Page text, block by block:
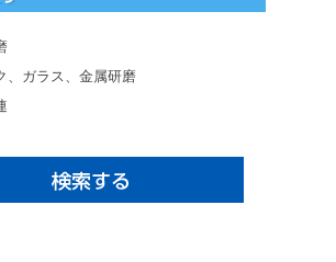
、ガラス、金属研磨